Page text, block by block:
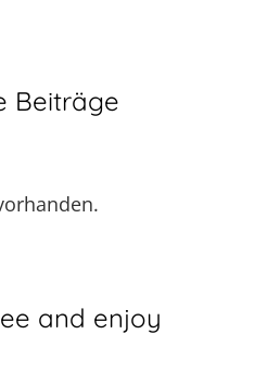
Beiträge
and enjoy